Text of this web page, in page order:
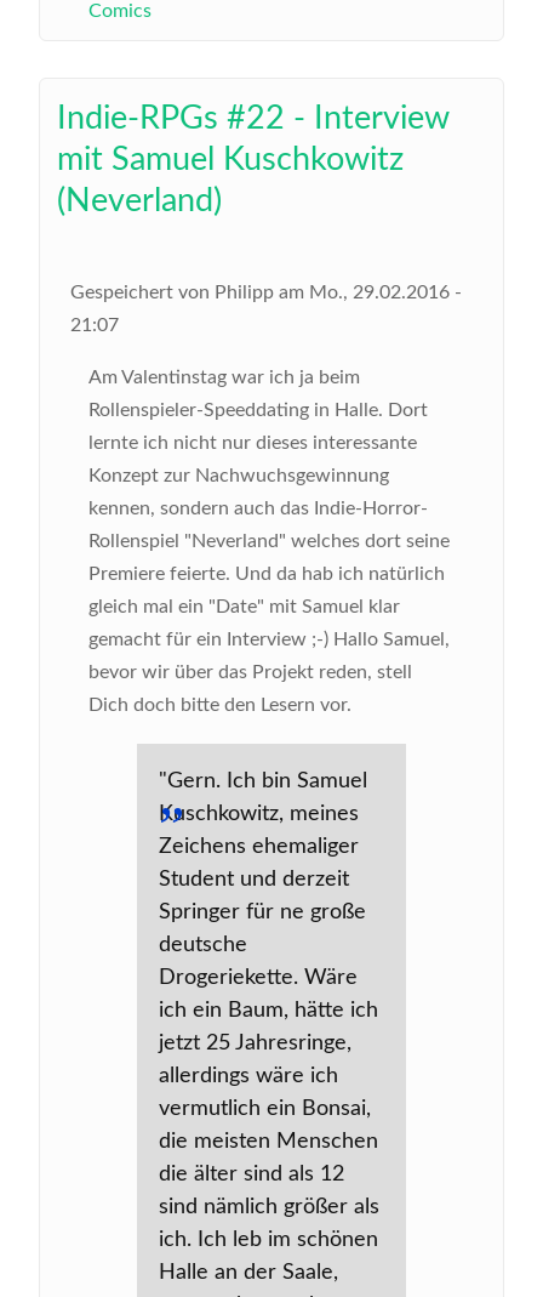
Comics
Indie-RPGs #22 - Interview
mit Samuel Kuschkowitz
(Neverland)
Gespeichert von Philipp am Mo., 29.02.2016 -
21:07
Am Valentinstag war ich ja beim
Rollenspieler-Speeddating in Halle. Dort
lernte ich nicht nur dieses interessante
Konzept zur Nachwuchsgewinnung
kennen, sondern auch das Indie-Horror-
Rollenspiel "Neverland" welches dort seine
Premiere feierte. Und da hab ich natürlich
gleich mal ein "Date" mit Samuel klar
gemacht für ein Interview ;-) Hallo Samuel,
bevor wir über das Projekt reden, stell
Dich doch bitte den Lesern vor.
"Gern. Ich bin Samuel
Kuschkowitz, meines
Zeichens ehemaliger
Student und derzeit
Springer für ne große
deutsche
Drogeriekette. Wäre
ich ein Baum, hätte ich
jetzt 25 Jahresringe,
allerdings wäre ich
vermutlich ein Bonsai,
die meisten Menschen
die älter sind als 12
sind nämlich größer als
ich. Ich leb im schönen
Halle an der Saale,